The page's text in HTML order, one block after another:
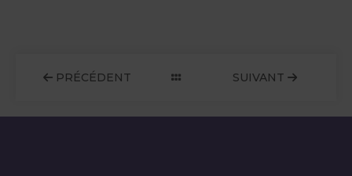
PRÉCÉDENT SUIVANT